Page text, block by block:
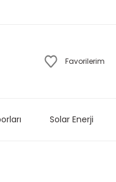
Favorilerim
Solar Enerji